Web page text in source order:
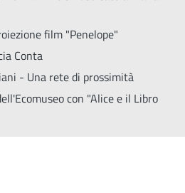
film "Penelope"
Conta
- Una rete di prossimità
con "Alice e il Libro